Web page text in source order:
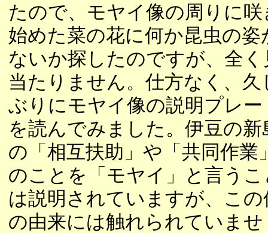
たので、モヤイ像の周りに咲
始めた菜の花に何か昆虫の姿
ないか探したのですが、全く
当たりません。仕方なく、久
ぶりにモヤイ像の説明プレー
を読んでみました。伊豆の新
の「相互扶助」や「共同作業
のことを「モヤイ」と言うこ
は説明されていますが、この
の由来には触れられていませ